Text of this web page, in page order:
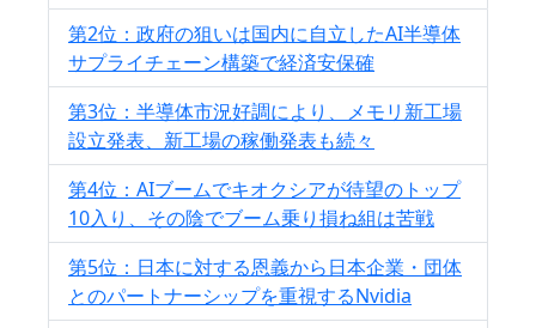
第2位：政府の狙いは国内に自立したAI半導体
サプライチェーン構築で経済安保確
第3位：半導体市況好調により、メモリ新工場
設立発表、新工場の稼働発表も続々
第4位：AIブームでキオクシアが待望のトップ
10入り、その陰でブーム乗り損ね組は苦戦
第5位：日本に対する恩義から日本企業・団体
とのパートナーシップを重視するNvidia